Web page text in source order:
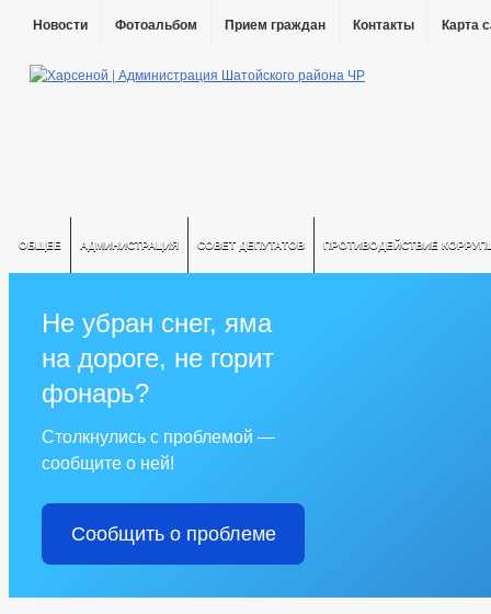
Новости Фотоальбом Прием граждан Контакты Карта
ОБЩЕЕ АДМИНИСТРАЦИЯ СОВЕТ ДЕПУТАТОВ ПРОТИВОДЕЙСТВИЕ
Не убран снег, яма
на дороге, не горит
фонарь?
Столкнулись с проблемой —
сообщите о ней!
Сообщить о проблеме